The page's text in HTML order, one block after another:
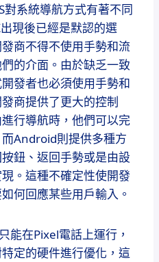
系統導航方式有著不同
現後已經是默認的選
商不得不使用手勢和流
的介面。由於缺乏一致
發者也必須使用手勢和
商提供了更大的控制
行導航時，他們可以完
Android則提供多種方
鈕、返回手勢或是由設
。這種不確定性使開發
何回應某些用戶輸入。
能在Pixel電話上運行，
定的硬件進行優化，這